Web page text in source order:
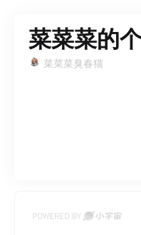
菜菜菜的
菜菜菜臭春猫